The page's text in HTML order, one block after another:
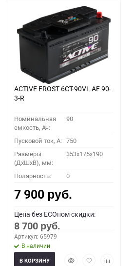
ACTIVE FROST 6СТ-90VL АF 90-
3-R
Номинальная
емкость, Ач:
90
Пусковой ток, A: 750
Размеры
(ДхШхВ), мм:
353x175x190
Полярность: 0
7 900 руб.
Цена без ECOном скидки:
8 700 руб.
Артикул: 65979
В наличии
БыстрыйДобавитьДобавить
В КОРЗИНУ